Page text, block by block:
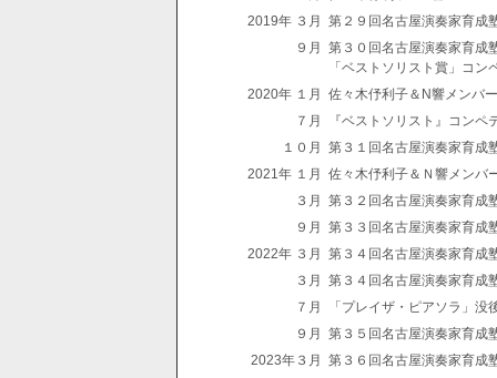
2019年 ３月
第２９回名古屋演奏家育成
９月
第３０回名古屋演奏家育成
「ベストソリスト賞」コ
2020年 １月
佐々木伃利子＆N響メンバ
７月
『ベストソリスト』コン
１０月
第３１回名古屋演奏家育成
2021年 １月
佐々木伃利子＆Ｎ響メン
３月
第３２回名古屋演奏家育成
９月
第３３回名古屋演奏家育成
2022年 ３月
第３４回名古屋演奏家育成
３月
第３４回名古屋演奏家育成
７月
「プレイザ・ピアソラ」没
９月
第３５回名古屋演奏家育成
2023年３月
第３６回名古屋演奏家育成